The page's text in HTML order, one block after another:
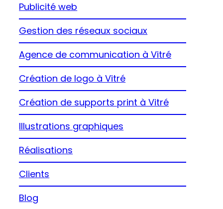
Publicité web
Gestion des réseaux sociaux
Agence de communication à Vitré
Création de logo à Vitré
Création de supports print à Vitré
Illustrations graphiques
Réalisations
Clients
Blog